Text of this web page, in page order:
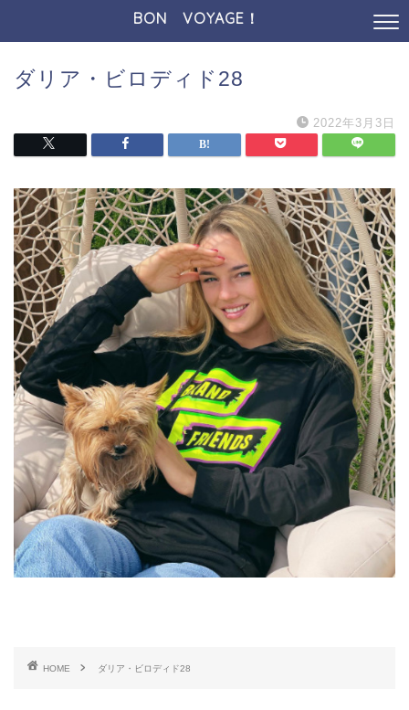
BON VOYAGE！
ダリア・ビロディド28
2022年3月3日
HOME ダリア・ビロディド28